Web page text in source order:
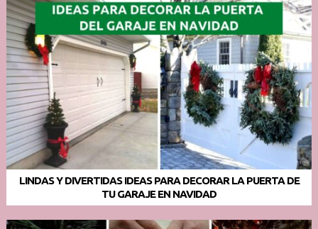
LINDAS Y DIVERTIDAS IDEAS PARA DECORAR LA PUERTA DE
TU GARAJE EN NAVIDAD